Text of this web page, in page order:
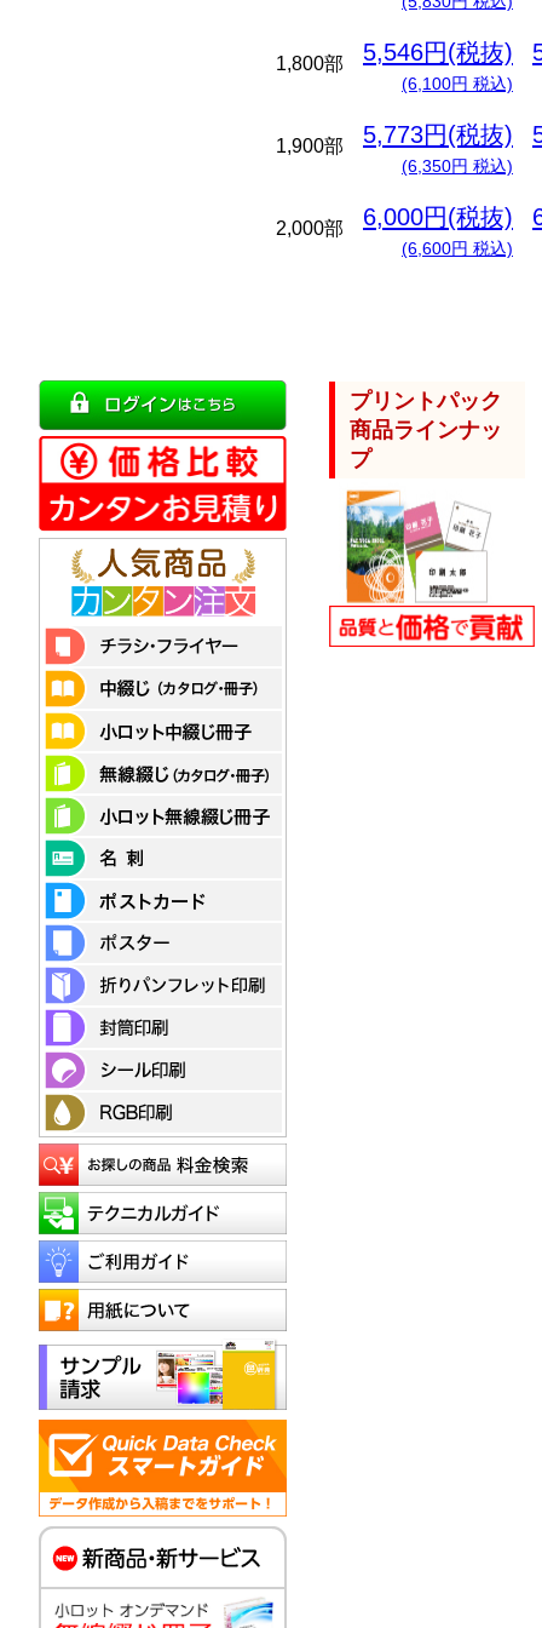
1,800部 5,546円(税抜)
(6,100円 税込)
1,900部 5,773円(税抜)
(6,350円 税込)
2,000部 6,000円(税抜)
(6,600円 税込)
プリントパック
商品ラインナッ
プ